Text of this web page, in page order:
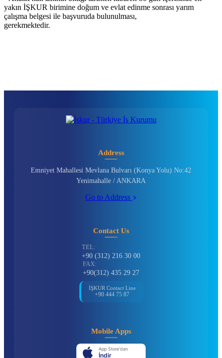
yakın İŞKUR birimine doğum ve evlat edinme sonrası yarım
çalışma belgesi ile başvuruda bulunulması,
gerekmektedir.
Address
Emniyet Mahallesi Mevlana Bulvarı (Konya Yolu) No:42
Yenimahalle / ANKARA
Go to Address
Contact Us
TEL:
+90 (312) 216 30 00
FAX:
+90(312) 435 29 27
İŞKUR Contact Line
+90 444 75 87
Mobile Apps
App Store'dan
İndir